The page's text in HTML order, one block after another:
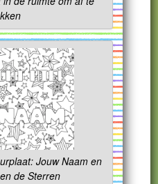
Jouw Naam en
de Sterren